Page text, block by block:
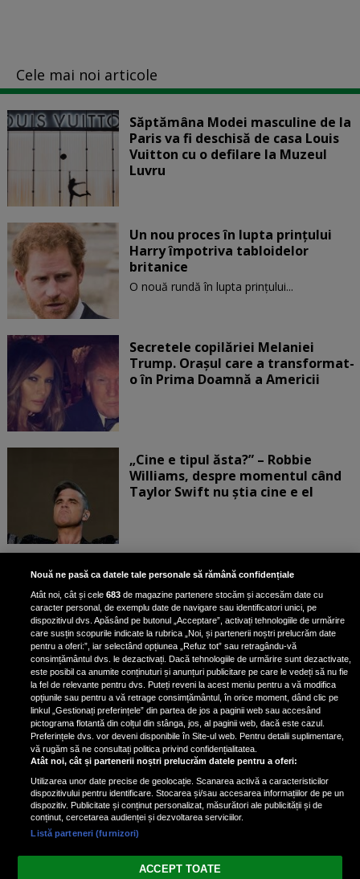
Cele mai noi articole
Săptămâna Modei masculine de la
Paris va fi deschisă de casa Louis
Vuitton cu o defilare la Muzeul
Luvru
Un nou proces în lupta prinţului
Harry împotriva tabloidelor
britanice
O nouă rundă în lupta prinţului...
Secretele copilăriei Melaniei
Trump. Orașul care a transformat-
o în Prima Doamnă a Americii
„Cine e tipul ăsta?” – Robbie
Williams, despre momentul când
Taylor Swift nu știa cine e el
Bruce Dickinson, solistul trupei
Iron Maiden, şi-a arătat talentul
de scrimer la un concurs în Franţa
Nicki Minaj, acuzată de agresiune
de fostul manager: Detalii șocante
din proces
Nicki Minaj le-a lăudat pe...
Vezi varianta Desktop
Nouă ne pasă ca datele tale personale să rămână confidențiale
Atât noi, cât și cele683 de magazine partenere stocăm și accesăm date cu
caracter personal, de exemplu date de navigare sau identificatori unici, pe
dispozitivul dvs. Apăsând pe butonul „Acceptare”, activați tehnologiile de urmărire
care susțin scopurile indicate la rubrica „Noi, și partenerii noștri prelucrăm date
pentru a oferi:”, iar selectând opțiunea „Refuz tot” sau retragându-vă
consimțământul dvs. le dezactivați. Dacă tehnologiile de urmărire sunt dezactivate,
este posibil ca anumite conținuturi și anunțuri publicitare pe care le vedeți să nu fie
la fel de relevante pentru dvs. Puteți reveni la acest meniu pentru a vă modifica
opțiunile sau pentru a vă retrage consimțământul, în orice moment, dând clic pe
linkul „Gestionați preferințele” din partea de jos a paginii web sau accesând
pictograma flotantă din colțul din stânga, jos, al paginii web, dacă este cazul.
Preferințele dvs. vor deveni disponibile în Site-ul web. Pentru detalii suplimentare,
vă rugăm să ne consultați politica privind confidențialitatea.
Atât noi, cât și partenerii noștri prelucrăm datele pentru a oferi:
Utilizarea unor date precise de geolocație. Scanarea activă a caracteristicilor
dispozitivului pentru identificare. Stocarea și/sau accesarea informațiilor de pe un
dispozitiv. Publicitate și conținut personalizat, măsurători ale publicității și de
conținut, cercetarea audienței și dezvoltarea serviciilor.
Listă parteneri (furnizori)
ACCEPT TOATE